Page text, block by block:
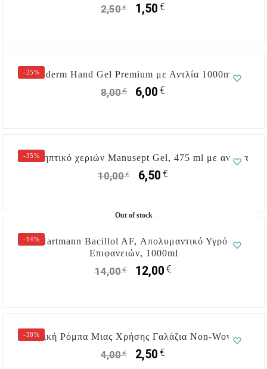
2,50€ 1,50€
-25%Boderm Hand Gel Premium με Αντλία 1000ml
8,00€ 6,00€
-35%
Αντισηπτικό χεριών Manusept Gel, 475 ml με αντλία
10,00€ 6,50€
-14%
Out of stock
Hartmann Bacillol AF, Απολυμαντικό Υγρό
Eπιφανειών, 1000ml
14,00€ 12,00€
-38%
Ιατρική Ρόμπα Μιας Χρήσης Γαλάζια Non-Woven
4,00€ 2,50€